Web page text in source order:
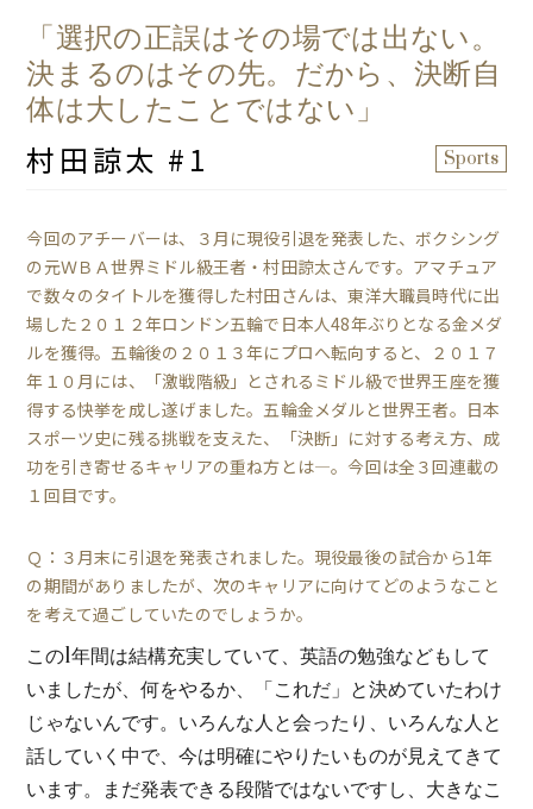
「選択の正誤はその場では出ない。
決まるのはその先。だから、決断自
体は大したことではない」
村田諒太 #1 Sports
今回のアチーバーは、３月に現役引退を発表した、ボクシング
の元ＷＢＡ世界ミドル級王者・村田諒太さんです。アマチュア
で数々のタイトルを獲得した村田さんは、東洋大職員時代に出
場した２０１２年ロンドン五輪で日本人48年ぶりとなる金メダ
ルを獲得。五輪後の２０１３年にプロへ転向すると、２０１７
年１０月には、「激戦階級」とされるミドル級で世界王座を獲
得する快挙を成し遂げました。五輪金メダルと世界王者。日本
スポーツ史に残る挑戦を支えた、「決断」に対する考え方、成
功を引き寄せるキャリアの重ね方とは―。今回は全３回連載の
１回目です。
Ｑ：３月末に引退を発表されました。現役最後の試合から1年
の期間がありましたが、次のキャリアに向けてどのようなこと
を考えて過ごしていたのでしょうか。
この1年間は結構充実していて、英語の勉強などもして
いましたが、何をやるか、「これだ」と決めていたわけ
じゃないんです。いろんな人と会ったり、いろんな人と
話していく中で、今は明確にやりたいものが見えてきて
います。まだ発表できる段階ではないですし、大きなこ